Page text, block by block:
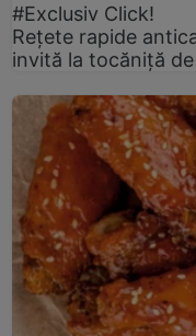
#Exclusiv Click!
Rețete rapide
invită la tocăniță